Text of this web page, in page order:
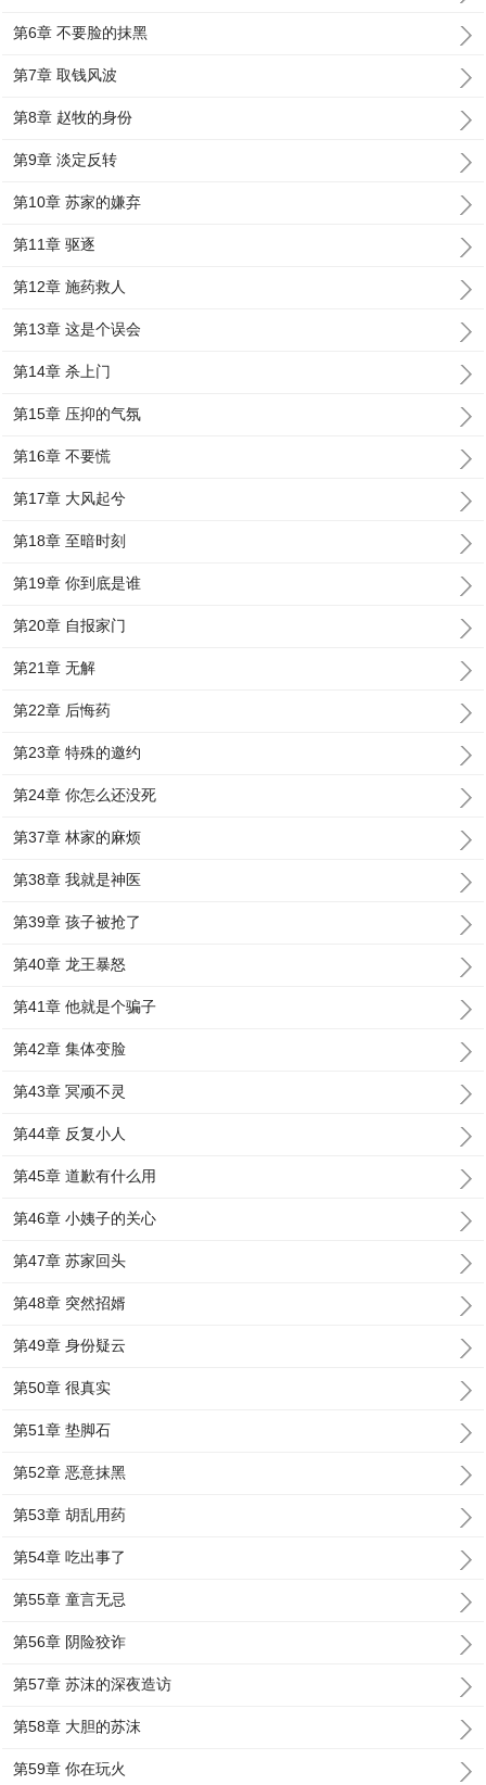
第6章 不要脸的抹黑
第7章 取钱风波
第8章 赵牧的身份
第9章 淡定反转
第10章 苏家的嫌弃
第11章 驱逐
第12章 施药救人
第13章 这是个误会
第14章 杀上门
第15章 压抑的气氛
第16章 不要慌
第17章 大风起兮
第18章 至暗时刻
第19章 你到底是谁
第20章 自报家门
第21章 无解
第22章 后悔药
第23章 特殊的邀约
第24章 你怎么还没死
第37章 林家的麻烦
第38章 我就是神医
第39章 孩子被抢了
第40章 龙王暴怒
第41章 他就是个骗子
第42章 集体变脸
第43章 冥顽不灵
第44章 反复小人
第45章 道歉有什么用
第46章 小姨子的关心
第47章 苏家回头
第48章 突然招婿
第49章 身份疑云
第50章 很真实
第51章 垫脚石
第52章 恶意抹黑
第53章 胡乱用药
第54章 吃出事了
第55章 童言无忌
第56章 阴险狡诈
第57章 苏沫的深夜造访
第58章 大胆的苏沫
第59章 你在玩火